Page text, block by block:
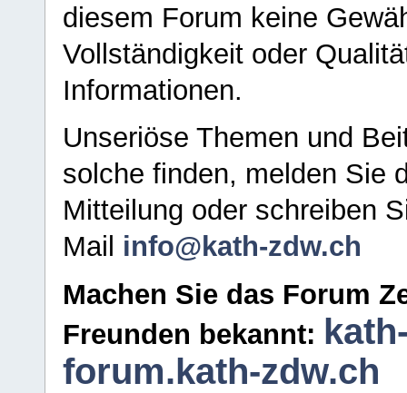
diesem Forum keine
Vollständigkeit oder
Informationen.
Unseriöse Themen und
solche finden, melden Sie
Mitteilung oder schreiben
Mail info@kath-zdw.ch
Machen Sie das Forum
Freunden bekannt:
forum.kath-zdw.ch